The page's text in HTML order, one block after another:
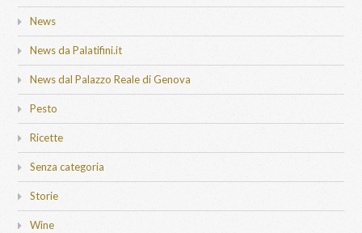
News
News da Palatifini.it
News dal Palazzo Reale di Genova
Pesto
Ricette
Senza categoria
Storie
Wine